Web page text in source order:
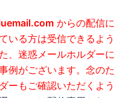
からの配信に
いる方は受信できるよう
、迷惑メールホルダーに
例がございます。念のた
ーもご確認いただくよう